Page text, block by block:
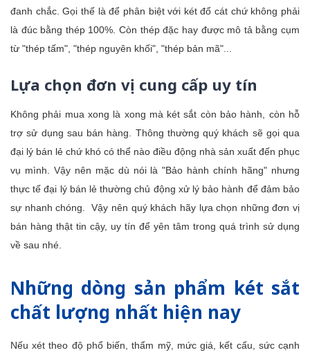
đanh chắc. Gọi thế là để phân biệt với két đổ cát chứ không phải
là đúc bằng thép 100%. Còn thép đặc hay được mô tả bằng cụm
từ "thép tấm", "thép nguyên khối", "thép bản mã"...
Lựa chọn đơn vị cung cấp uy tín
Không phải mua xong là xong mà két sắt còn bảo hành, còn hỗ
trợ sử dụng sau bán hàng. Thông thường quý khách sẽ gọi qua
đại lý bán lẻ chứ khó có thể nào điều động nhà sản xuất đến phục
vụ mình. Vậy nên mặc dù nói là "Bảo hành chính hãng" nhưng
thực tế đại lý bán lẻ thường chủ động xử lý bảo hành để đảm bảo
sự nhanh chóng. Vậy nên quý khách hãy lựa chọn những đơn vị
bán hàng thật tin cậy, uy tín để yên tâm trong quá trình sử dụng
về sau nhé.
Những dòng sản phẩm két sắt
chất lượng nhất hiện nay
Nếu xét theo độ phổ biến, thẩm mỹ, mức giá, kết cấu, sức cạnh